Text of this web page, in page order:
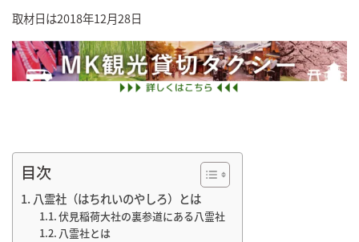
取材日は2018年12月28日
目次
八霊社（はちれいのやしろ）とは
伏見稲荷大社の裏参道にある八霊社
八霊社とは